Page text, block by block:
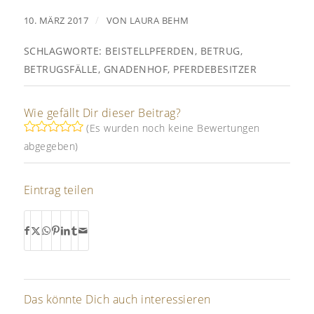
10. MÄRZ 2017 / VON LAURA BEHM
SCHLAGWORTE: BEISTELLPFERDEN, BETRUG,
BETRUGSFÄLLE, GNADENHOF, PFERDEBESITZER
Wie gefällt Dir dieser Beitrag?
(Es wurden noch keine Bewertungen
abgegeben)
Eintrag teilen
Das könnte Dich auch interessieren